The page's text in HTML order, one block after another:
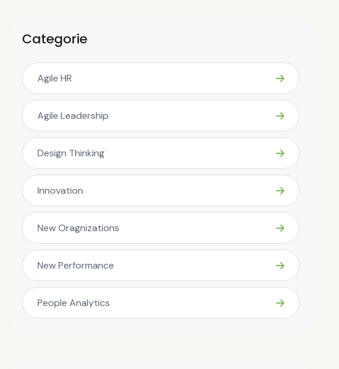
Categorie
Agile HR
Agile Leadership
Design Thinking
Innovation
New Oragnizations
New Performance
People Analytics